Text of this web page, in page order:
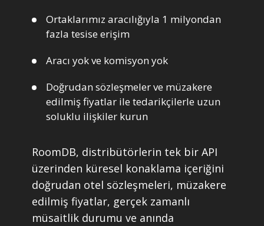
Ortaklarımız aracılığıyla 1 milyondan
fazla tesise erişim
Aracı yok ve komisyon yok
Doğrudan sözleşmeler ve müzakere
edilmiş fiyatlar ile tedarikçilerle uzun
soluklu ilişkiler kurun
RoomDB, distribütörlerin tek bir API
üzerinden küresel konaklama içeriğini
doğrudan otel sözleşmeleri, müzakere
edilmiş fiyatlar, gerçek zamanlı
müsaitlik durumu ve anında